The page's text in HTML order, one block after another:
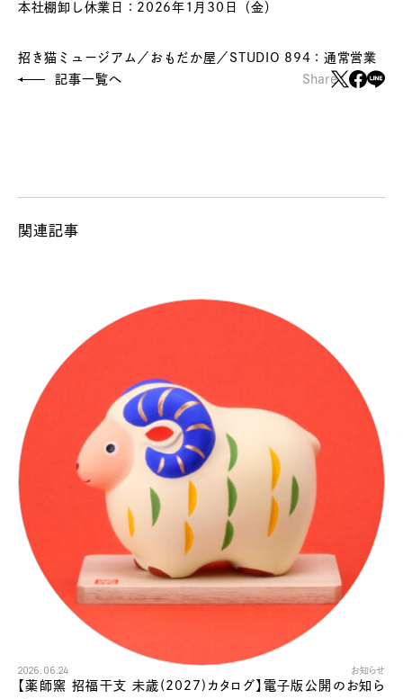
本社棚卸し休業日：2026年1月30日（金）
招き猫ミュージアム／おもだか屋／STUDIO 894：通常営業
Share :
記事一覧へ
関連記事
2026.06.24 お知らせ
【薬師窯 招福干支 未歳(2027)カタログ】電子版公開のお知ら